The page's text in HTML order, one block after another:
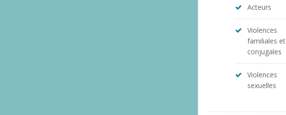
Acteurs
Violences
familiales et
conjugales
Violences
sexuelles